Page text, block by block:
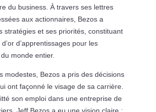
du business. À travers ses lettres
aux actionnaires, Bezos a
stratégies et ses priorités, constituant
d’apprentissages pour les
monde entier.
modestes, Bezos a pris des décisions
ont façonné le visage de sa carrière.
son emploi dans une entreprise de